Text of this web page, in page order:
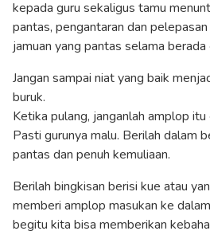
kepada guru sekaligus tamu
pantas, pengantaran dan
jamuan yang pantas selama
Jangan sampai niat yang baik
buruk.
Ketika pulang, janganlah amplop itu
Pasti gurunya malu. Berilah dalam
pantas dan penuh kemuliaan.
Berilah bingkisan berisi kue atau
memberi amplop masukan ke
begitu kita bisa memberikan